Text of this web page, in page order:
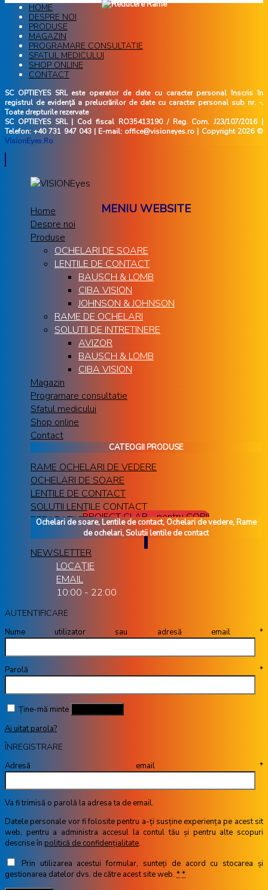
HOME
DESPRE NOI
PRODUSE
MAGAZIN
PROGRAMARE CONSULTATIE
SFATUL MEDICULUI
SHOP ONLINE
CONTACT
SC OPTIEYES SRL este operator de date cu caracter personal înscris în
registrul de evidență a prelucrărilor de date cu caracter personal sub nr. -.
Toate drepturile rezervate
SC OPTIEYES SRL | Cod fiscal RO35413190 / Reg. Com. J23/107/2016 |
Telefon: +40 731 947 043 | E-mail: office@visioneyes.ro | Copyright 2026 ©
VisionEyes.Ro
MENIU WEBSITE
Home
Despre noi
Produse
OCHELARI DE SOARE
LENTILE DE CONTACT
BAUSCH & LOMB
CIBA VISION
JOHNSON & JOHNSON
RAME DE OCHELARI
SOLUTII DE INTRETINERE
AVIZOR
BAUSCH & LOMB
CIBA VISION
Magazin
Programare consultatie
Sfatul medicului
Shop online
Contact
CATEOGII PRODUSE
RAME OCHELARI DE VEDERE
OCHELARI DE SOARE
LENTILE DE CONTACT
SOLUTII LENTILE CONTACT
REPARATII RAME OCHELARI
PROIECT CLAR - pentru COPII
Ochelari de soare, Lentile de contact, Ochelari de vedere, Rame
de ochelari, Solutii lentile de contact
NEWSLETTER
LOCAȚIE
EMAIL
10:00 - 22:00
AUTENTIFICARE
Nume utilizator sau adresă email *
Parolă *
Ține-mă minte
Ai uitat parola?
ÎNREGISTRARE
Adresă email *
Va fi trimisă o parolă la adresa ta de email.
Datele personale vor fi folosite pentru a-ți susține experiența pe acest sit
web, pentru a administra accesul la contul tău și pentru alte scopuri
descrise în politică de confidențialitate.
Prin utilizarea acestui formular, sunteți de acord cu stocarea și
gestionarea datelor dvs. de către acest site web. **